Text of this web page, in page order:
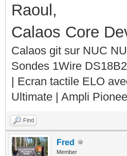
Raoul,
Calaos Core
Calaos git sur NUC
Sondes 1Wire
| Ecran tactile ELO
Ultimate | Ampli
Find
Fred
Member